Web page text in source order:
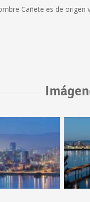
Cañete es de